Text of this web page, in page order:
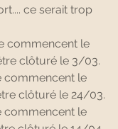
ce serait trop
commencent le
clôturé le 3/03.
commencent le
clôturé le 24/03.
commencent le